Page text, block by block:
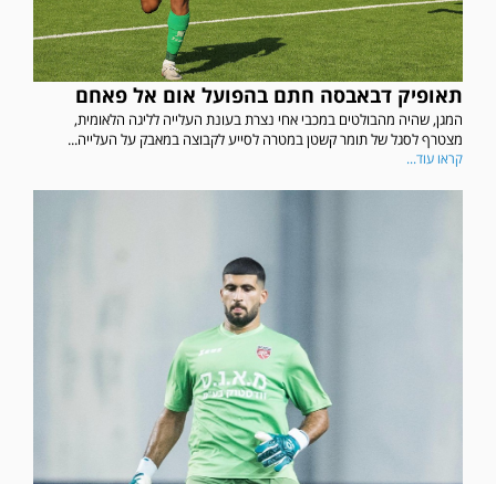
תאופיק דבאבסה חתם בהפועל אום אל פאחם
המגן, שהיה מהבולטים במכבי אחי נצרת בעונת העלייה לליגה הלאומית,
מצטרף לסגל של תומר קשטן במטרה לסייע לקבוצה במאבק על העלייה...
קראו עוד...